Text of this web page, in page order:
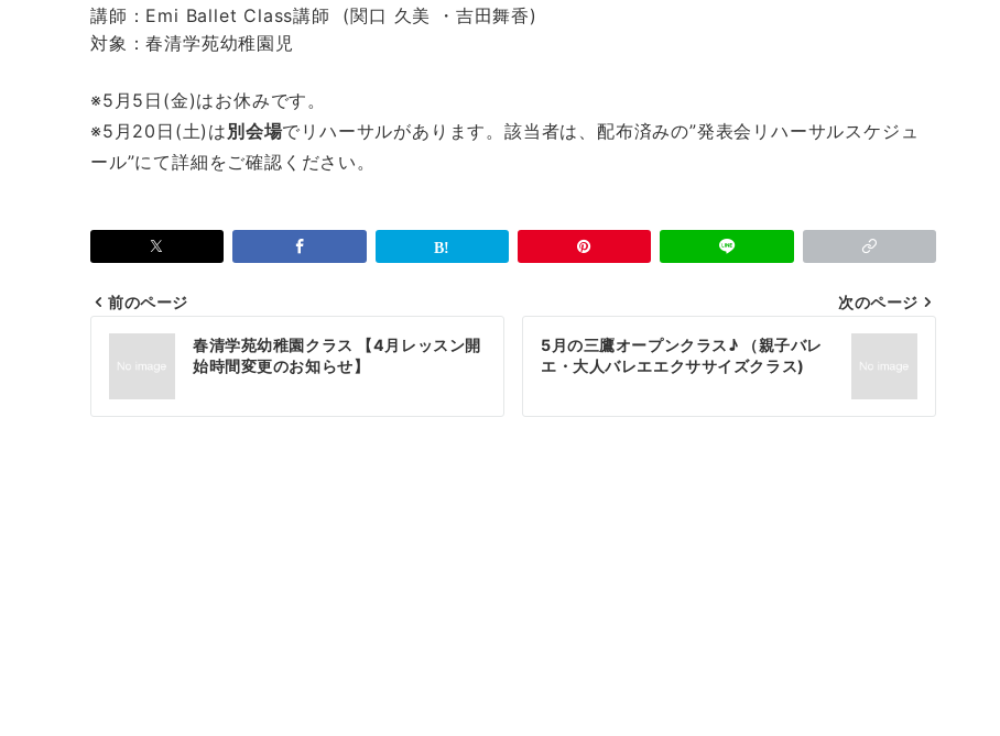
講師：Emi Ballet Class講師 (関口 久美 ・吉田舞香)
対象：春清学苑幼稚園 児
※5月5日(金)はお休みです。
※5月20日(土)は別会場でリハーサルがあります。該当者は、配布済みの”発表会リハーサルスケジュ
ール”にて詳細をご確認ください。
投
ナ
前のページ
春清学苑幼稚園クラス 【4月レッスン開
始時間変更のお知らせ】
次のページ
5月の三鷹オープンクラス♪ （親子バレ
エ・大人バレエエクササイズクラス)